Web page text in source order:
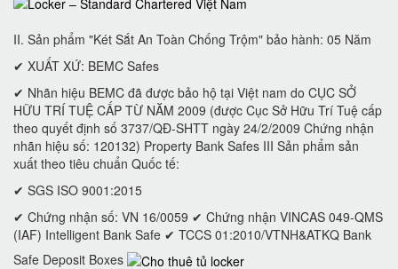
II. Sản phẩm "Két Sắt An Toàn Chống Trộm" bảo hành: 05 Năm
✔ XUẤT XỨ: BEMC Safes
✔ Nhãn hiệu BEMC đã được bảo hộ tại Việt nam do CỤC SỞ
HỮU TRÍ TUỆ CẤP TỪ NĂM 2009 (được Cục Sở Hữu Trí Tuệ cấp
theo quyết định số 3737/QĐ-SHTT ngày 24/2/2009 Chứng nhận
nhãn hiệu số: 120132) Property Bank Safes III Sản phẩm sản
xuất theo tiêu chuẩn Quốc tế:
✔ SGS ISO 9001:2015
✔ Chứng nhận số: VN 16/0059 ✔ Chứng nhận VINCAS 049-QMS
(IAF) Intelligent Bank Safe ✔ TCCS 01:2010/VTNH&ATKQ Bank
Safe Deposit Boxes